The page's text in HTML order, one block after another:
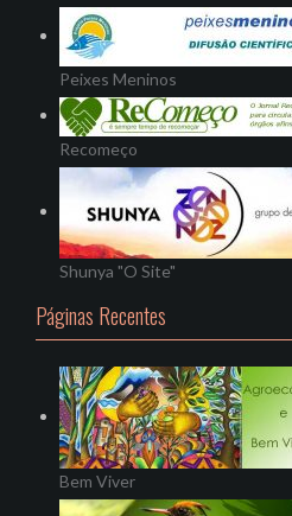
Peixes Meninos
Recomeço
Shunya "O Site"
Páginas Recentes
Bem Viver